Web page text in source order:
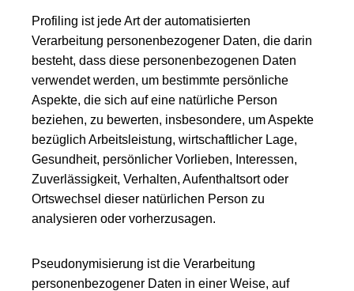
Profiling ist jede Art der automatisierten
Verarbeitung personenbezogener Daten, die darin
besteht, dass diese personenbezogenen Daten
verwendet werden, um bestimmte persönliche
Aspekte, die sich auf eine natürliche Person
beziehen, zu bewerten, insbesondere, um Aspekte
bezüglich Arbeitsleistung, wirtschaftlicher Lage,
Gesundheit, persönlicher Vorlieben, Interessen,
Zuverlässigkeit, Verhalten, Aufenthaltsort oder
Ortswechsel dieser natürlichen Person zu
analysieren oder vorherzusagen.
Pseudonymisierung ist die Verarbeitung
personenbezogener Daten in einer Weise, auf